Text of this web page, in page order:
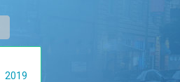
2019